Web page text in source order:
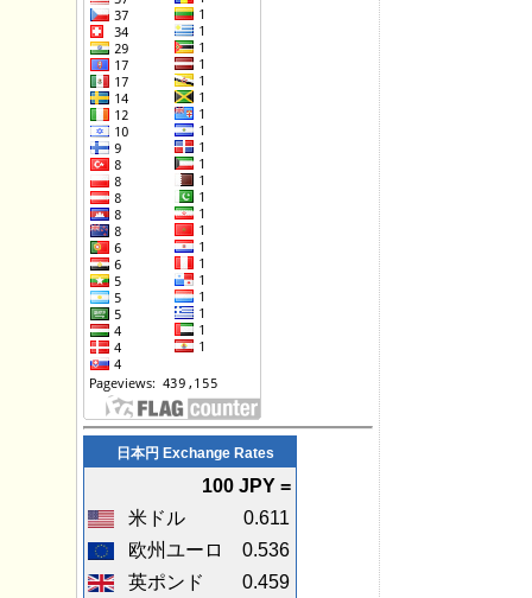
日本円 Exchange Rates
100 JPY =
米ドル
0.611
欧州ユーロ
0.536
英ポンド
0.459